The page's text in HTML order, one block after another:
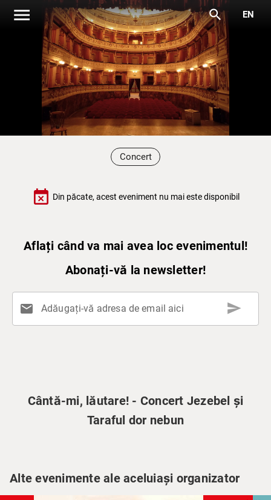
menu search EN
Concert
event_busy Din păcate, acest eveniment nu mai este disponibil
Aflați când va mai avea loc evenimentul!
Abonați-vă la newsletter!
mail Adăugați-vă adresa de email aici send
Cântă-mi, lăutare! - Concert Jezebel și
Taraful dor nebun
Alte evenimente ale aceluiași organizator